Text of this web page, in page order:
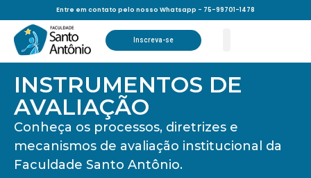
Entre em contato pelo nosso Whatsapp - 75-99701-1478
Inscreva-se
Instrumentos de
Avaliação
INSTRUMENTOS DE
AVALIAÇÃO
Conheça os processos, diretrizes e
mecanismos de avaliação institucional da
Faculdade Santo Antônio.